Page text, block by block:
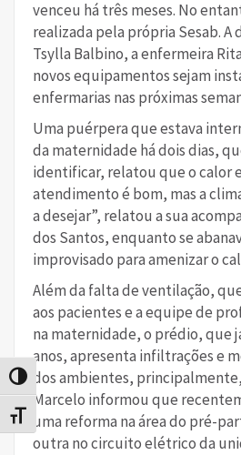
Alternar alto contraste
Alternar tamanho da fonte
venceu há três meses. No
realizada pela própria Sesab. A
Tsylla Balbino, a enfermeira
novos equipamentos sejam
enfermarias nas próximas
Uma puérpera que estava
da maternidade há dois dias,
identificar, relatou que o calor
atendimento é bom, mas a
a desejar”, relatou a sua
dos Santos, enquanto se
improvisado para amenizar o
Além da falta de ventilação,
aos pacientes e a equipe de
na maternidade, o prédio, que
anos, apresenta infiltrações e
dos ambientes,
Marcelo informou que
uma reforma na área do pré-
outra no circuito elétrico da